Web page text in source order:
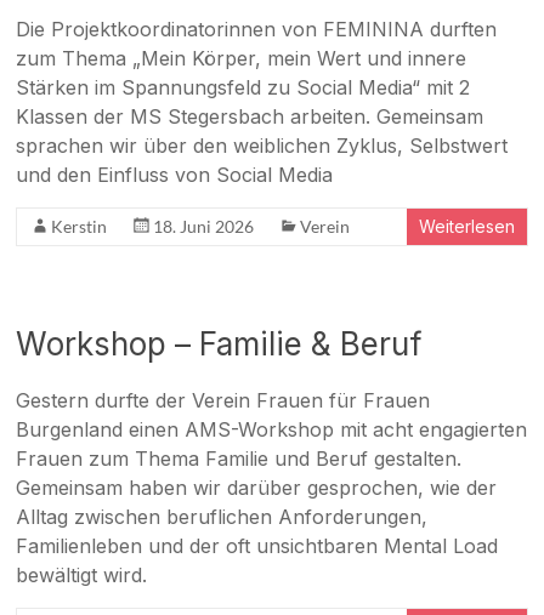
Die Projektkoordinatorinnen von FEMININA durften
zum Thema „Mein Körper, mein Wert und innere
Stärken im Spannungsfeld zu Social Media“ mit 2
Klassen der MS Stegersbach arbeiten. Gemeinsam
sprachen wir über den weiblichen Zyklus, Selbstwert
und den Einfluss von Social Media
Kerstin 18. Juni 2026 Verein Weiterlesen
Workshop – Familie & Beruf
Gestern durfte der Verein Frauen für Frauen
Burgenland einen AMS-Workshop mit acht engagierten
Frauen zum Thema Familie und Beruf gestalten.
Gemeinsam haben wir darüber gesprochen, wie der
Alltag zwischen beruflichen Anforderungen,
Familienleben und der oft unsichtbaren Mental Load
bewältigt wird.